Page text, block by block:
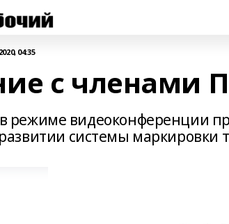
04:35
с членами
режиме видеоконференции
системы